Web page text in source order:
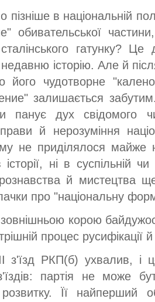
в національній
обивательської
гатунку?
історію. Але й
його чудотворне
залишається
панує дух свідомого
й нерозуміння
не приділялося майже
історії, ні в суспільній
й мистецтва
про "національну
корою
процес русифікації й
з'їзд РКП(б) ухвалив, і
партія не може
розвитку. Її найперший